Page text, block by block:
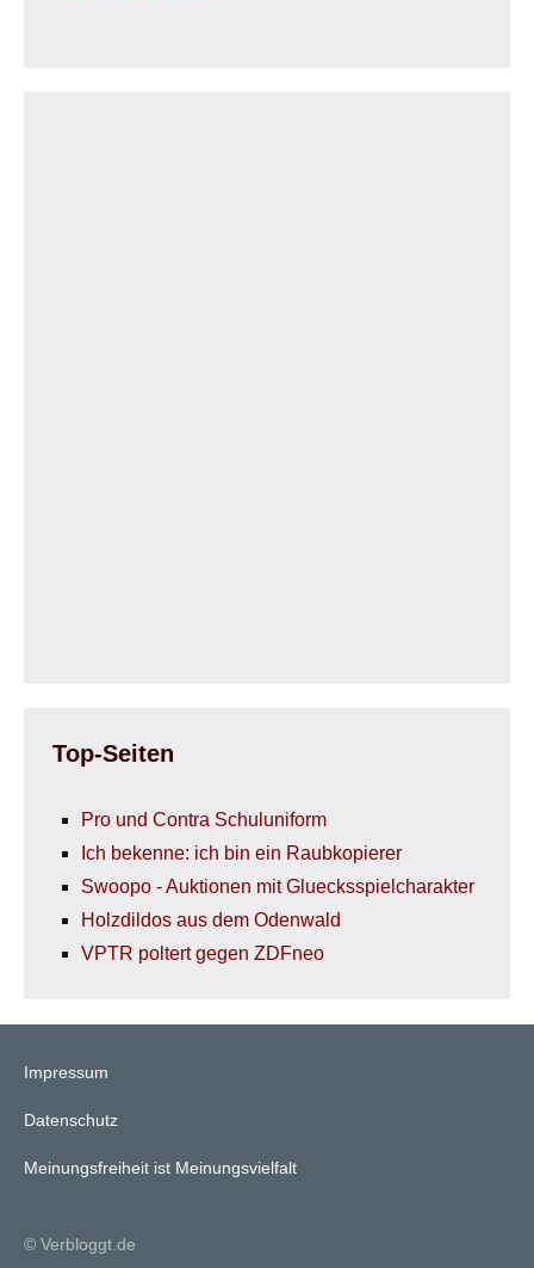
Top-Seiten
Pro und Contra Schuluniform
Ich bekenne: ich bin ein Raubkopierer
Swoopo - Auktionen mit Gluecksspielcharakter
Holzdildos aus dem Odenwald
VPTR poltert gegen ZDFneo
Impressum
Datenschutz
Meinungsfreiheit ist Meinungsvielfalt
© Verbloggt.de